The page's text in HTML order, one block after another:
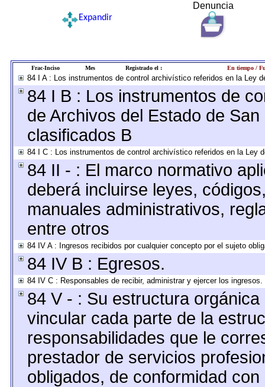
Denuncia
Expandir
Frac-Inciso Mes Registrado el : En tiempo /
84 I A : Los instrumentos de control archivístico referidos en la Ley
84 I B : Los instrumentos de
de Archivos del Estado de
clasificados B
84 I C : Los instrumentos de control archivístico referidos en la Ley
84 II - : El marco normativo
deberá incluirse leyes,
manuales administrativos,
entre otros
84 IV A : Ingresos recibidos por cualquier concepto por el sujeto
84 IV B : Egresos.
84 IV C : Responsables de recibir, administrar y ejercer los ingresos.
84 V - : Su estructura
vincular cada parte de la
responsabilidades que le
prestador de servicios
obligados, de conformidad